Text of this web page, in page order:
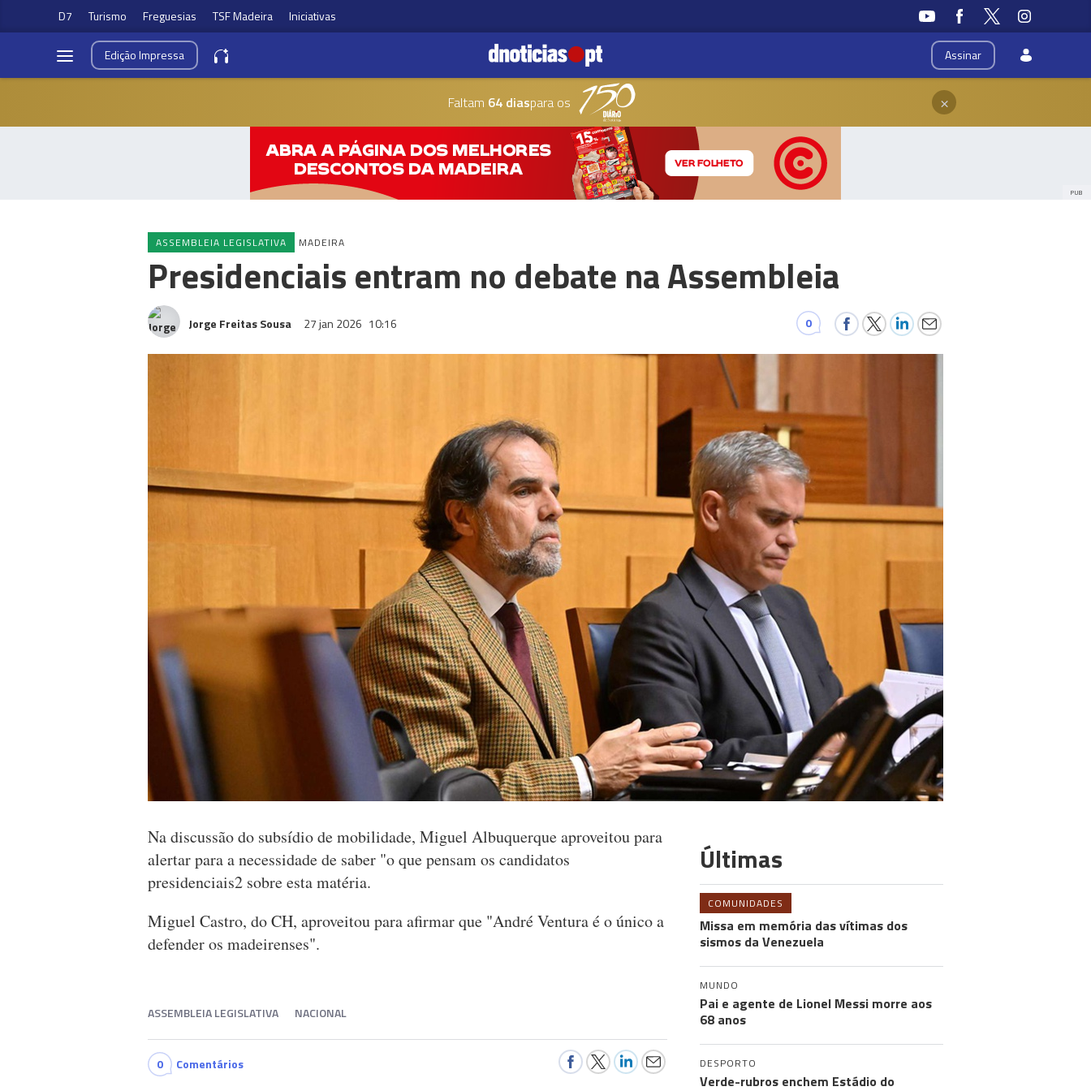
D7 Turismo Freguesias TSF Madeira Iniciativas
Assinar
EdiçãoImpressa
Faltam 64 diaspara os ×
PUB
ASSEMBLEIA LEGISLATIVA MADEIRA
Presidenciais entram no debate na Assembleia
Jorge Freitas Sousa 27 jan 2026 10:16 0
Na discussão do subsídio de mobilidade, Miguel Albuquerque aproveitou para
alertar para a necessidade de saber "o que pensam os candidatos
presidenciais2 sobre esta matéria.
Miguel Castro, do CH, aproveitou para afirmar que "André Ventura é o único a
defender os madeirenses".
ASSEMBLEIA LEGISLATIVA NACIONAL
0 Comentários
Últimas
COMUNIDADES
Missa em memória das vítimas dos
sismos da Venezuela
MUNDO
Pai e agente de Lionel Messi morre aos
68 anos
DESPORTO
Verde-rubros enchem Estádio do